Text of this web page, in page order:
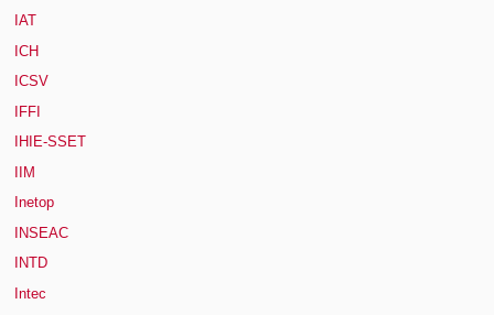
IAT
ICH
ICSV
IFFI
IHIE-SSET
IIM
Inetop
INSEAC
INTD
Intec